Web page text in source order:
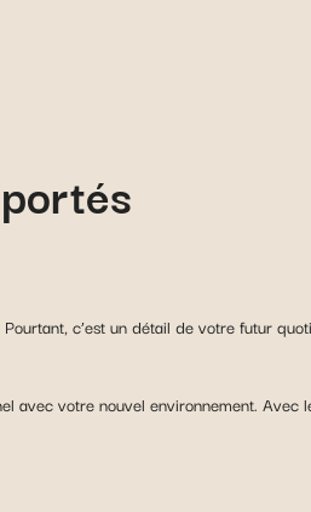
c’est un détail de votre futur
avec votre nouvel environnement. Avec